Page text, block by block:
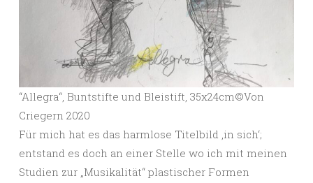
“Allegra“, Buntstifte und Bleistift, 35x24cm©️Von
Criegern 2020
Für mich hat es das harmlose Titelbild ‚in sich‘;
entstand es doch an einer Stelle wo ich mit meinen
Studien zur „Musikalität“ plastischer Formen